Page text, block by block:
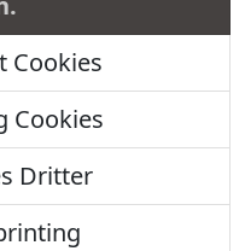
Cookies
Cookies
Dritter